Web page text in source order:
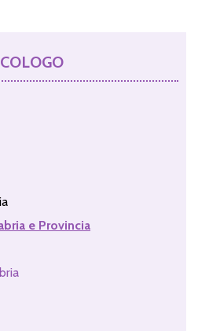
e Provincia